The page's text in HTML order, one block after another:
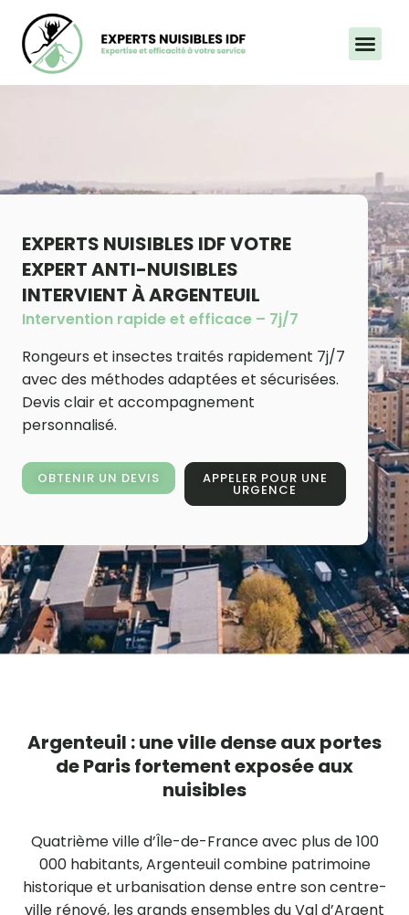
contenu
EXPERTS NUISIBLES IDF VOTRE
EXPERT ANTI-NUISIBLES
INTERVIENT À ARGENTEUIL
Intervention rapide et efficace – 7j/7
Rongeurs et insectes traités rapidement 7j/7
avec des méthodes adaptées et sécurisées.
Devis clair et accompagnement
personnalisé.
OBTENIR UN DEVIS APPELER POUR UNE
URGENCE
Argenteuil : une ville dense aux portes
de Paris fortement exposée aux
nuisibles
Quatrième ville d’Île-de-France avec plus de 100
000 habitants, Argenteuil combine patrimoine
historique et urbanisation dense entre son centre-
ville rénové, les grands ensembles du Val d’Argent